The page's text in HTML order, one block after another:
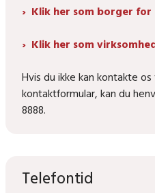
Klik her som borger for
Klik her som
Hvis du ikke kan kontakte
kontaktformular, kan du
8888.
Telefontid